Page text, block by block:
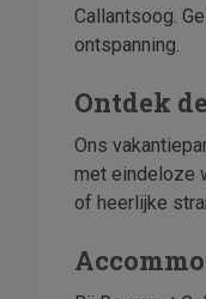
Callantsoog.
ontspanning.
Ontdek
Ons
met eindeloze
of heerlijke